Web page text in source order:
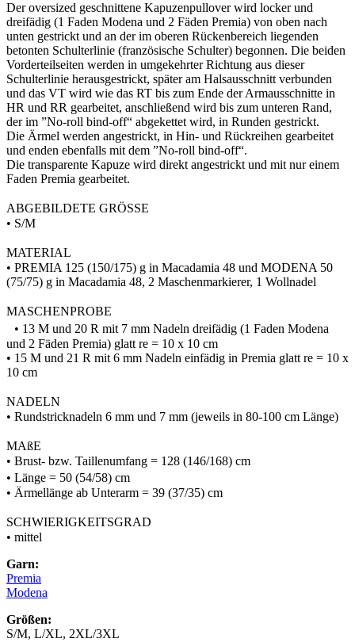
Der oversized geschnittene Kapuzenpullover wird locker und
dreifädig (1 Faden Modena und 2 Fäden Premia) von oben nach
unten gestrickt und an der im oberen Rückenbereich liegenden
betonten Schulterlinie (französische Schulter) begonnen. Die beiden
Vorderteilseiten werden in umgekehrter Richtung aus dieser
Schulterlinie herausgestrickt, später am Halsausschnitt verbunden
und das VT wird wie das RT bis zum Ende der Armausschnitte in
HR und RR gearbeitet, anschließend wird bis zum unteren Rand,
der im ”No-roll bind-off“ abgekettet wird, in Runden gestrickt.
Die Ärmel werden angestrickt, in Hin- und Rückreihen gearbeitet
und enden ebenfalls mit dem ”No-roll bind-off“.
Die transparente Kapuze wird direkt angestrickt und mit nur einem
Faden Premia gearbeitet.
ABGEBILDETE GRÖSSE
• S/M
MATERIAL
• PREMIA 125 (150/175) g in Macadamia 48 und MODENA 50
(75/75) g in Macadamia 48, 2 Maschenmarkierer, 1 Wollnadel
MASCHENPROBE
• 13 M und 20 R mit 7 mm Nadeln dreifädig (1 Faden Modena
und 2 Fäden Premia) glatt re = 10 x 10 cm
• 15 M und 21 R mit 6 mm Nadeln einfädig in Premia glatt re = 10 x
10 cm
NADELN
• Rundstricknadeln 6 mm und 7 mm (jeweils in 80-100 cm Länge)
MAßE
• Brust- bzw. Taillenumfang = 128 (146/168) cm
• Länge = 50 (54/58) cm
• Ärmellänge ab Unterarm = 39 (37/35) cm
SCHWIERIGKEITSGRAD
• mittel
Garn:
Premia
Modena
Größen:
S/M, L/XL, 2XL/3XL